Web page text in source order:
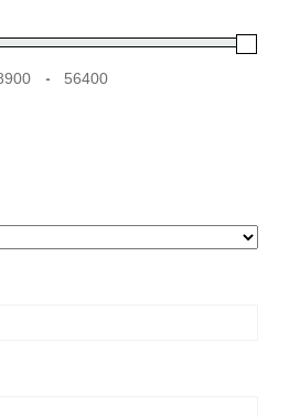
Minimum Price
-
Maximum Price